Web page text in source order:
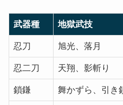
武器種 地獄武技
忍刀 旭光、落月
忍二刀 天翔、影斬り
鎖鎌 舞かずら、引き